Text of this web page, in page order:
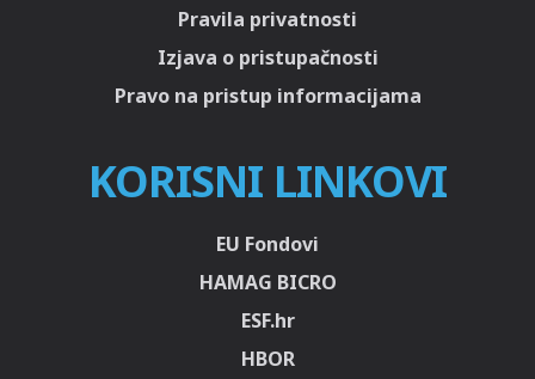
Pravila privatnosti
Izjava o pristupačnosti
Pravo na pristup informacijama
KORISNI LINKOVI
EU Fondovi
HAMAG BICRO
ESF.hr
HBOR